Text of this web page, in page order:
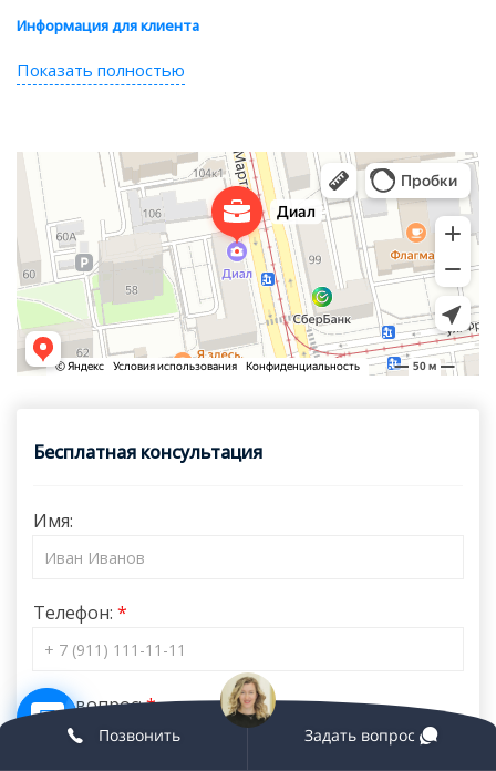
Информация для клиента
Показать полностью
Бесплатная консультация
Имя:
Телефон:
Ваш вопрос:
Позвонить Задать вопрос